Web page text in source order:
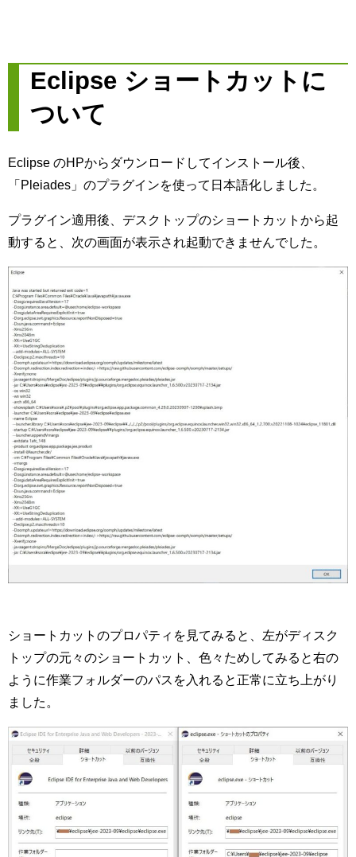
Eclipse ショートカットに
ついて
Eclipse のHPからダウンロードしてインストール後、
「Pleiades」のプラグインを使って日本語化しました。
プラグイン適用後、デスクトップのショートカットから起
動すると、次の画面が表示され起動できませんでした。
ショートカットのプロパティを見てみると、左がディスク
トップの元々のショートカット、色々ためしてみると右の
ように作業フォルダーのパスを入れると正常に立ち上がり
ました。